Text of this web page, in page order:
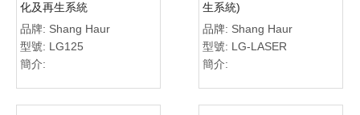
化及再生系統
品牌: Shang Haur
型號: LG125
簡介:
生系統)
品牌: Shang Haur
型號: LG-LASER
簡介: